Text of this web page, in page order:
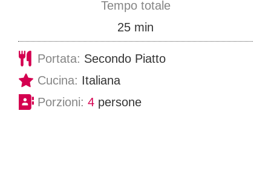
t
i
Tempo totale
25mmin
Portata: Secondo Piatto
Cucina: Italiana
Porzioni: 4 persone